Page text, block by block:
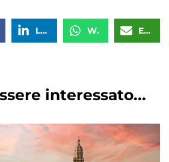
LinkedIn WhatsApp Email
interessato...